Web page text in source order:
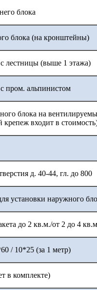
блока
блока (на кронштейны)
лестницы (выше 1 этажа)
пром. альпинистом
блока на
входит в
д. 40-44, гл. до 800
установки наружного
до 2 кв.м./от 2 до 4
/ 10*25 (за 1 метр)
в комплекте)